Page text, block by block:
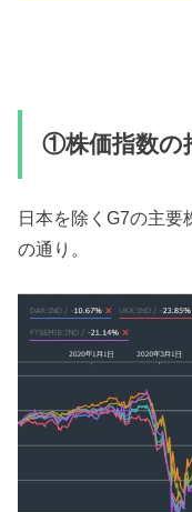
①株価指数の
日本を除くG7の主要
の通り。